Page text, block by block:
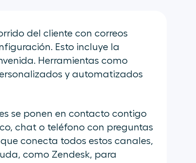
del cliente con correos
Esto incluye la
Herramientas como
y automatizados
se ponen en contacto contigo
chat o teléfono con preguntas
conecta todos estos canales,
como Zendesk, para